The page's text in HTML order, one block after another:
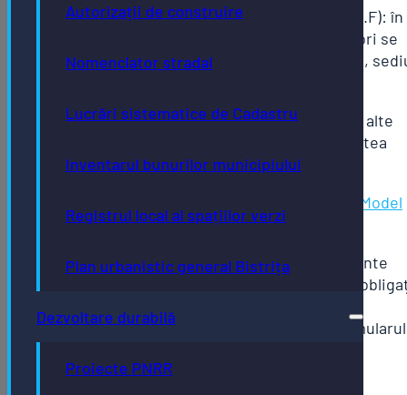
Autorizații de construire
Nomenclator stradal
Lucrări sistematice de Cadastru
Inventarul bunurilor municipiului
Registrul local al spațiilor verzi
Plan urbanistic general Bistrița
Dezvoltare durabilă
Proiecte PNRR
Certificatul de înregistrare (C.U.I/C.I.F): în
cazul primei declarări și ori de câte ori se
modifică datele societății (denumire,
În cazuri specifice pot fi solicitate și alte
documente care să ateste veridicitatea
unor stări de fapt.
Model
2016 ITL 002
Contribuabilii persoane fizice rezidente
într-un alt stat membru al U.E. sunt
declararea clădirii, să depună și formularul